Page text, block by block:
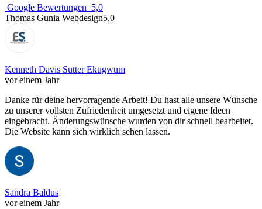
Google Bewertungen 5,0
Thomas Gunia Webdesign5,0
Kenneth Davis Sutter Ekugwum
vor einem Jahr
Danke für deine hervorragende Arbeit! Du hast alle unsere Wünsche
zu unserer vollsten Zufriedenheit umgesetzt und eigene Ideen
eingebracht. Änderungswünsche wurden von dir schnell bearbeitet.
Die Website kann sich wirklich sehen lassen.
Sandra Baldus
vor einem Jahr